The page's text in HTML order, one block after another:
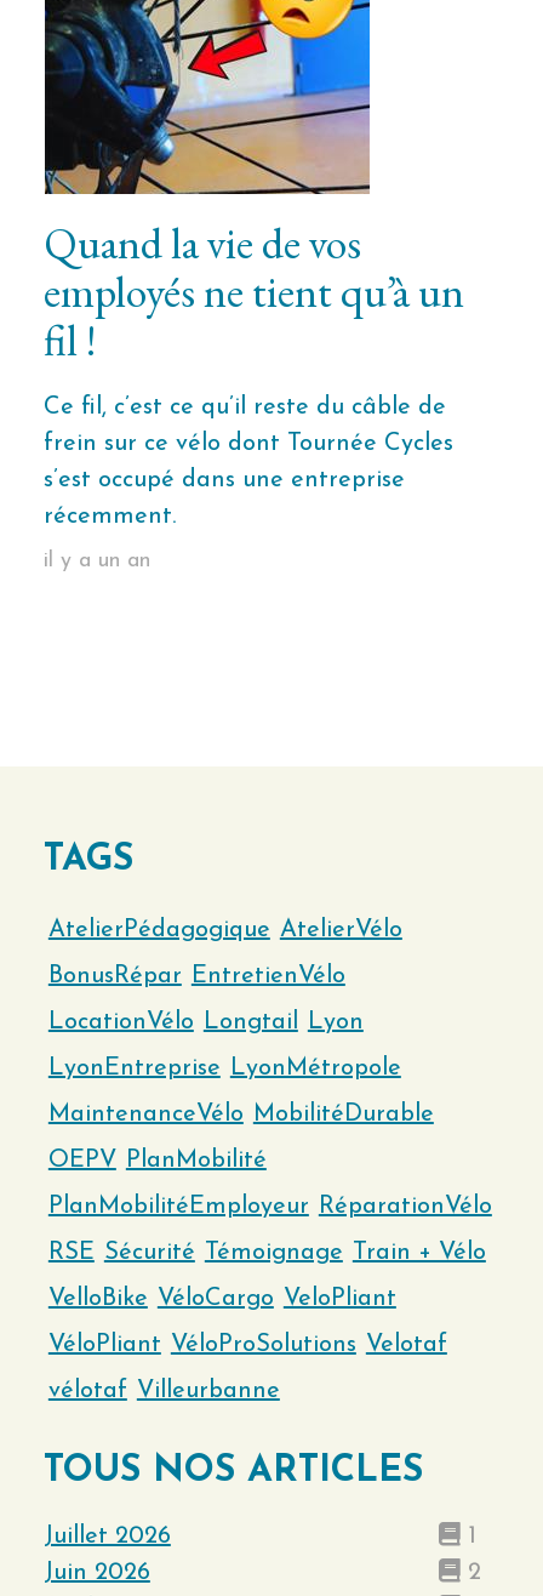
Quand la vie de vos
employés ne tient qu’à un
fil !
Ce fil, c’est ce qu’il reste du câble de
frein sur ce vélo dont Tournée Cycles
s’est occupé dans une entreprise
récemment.
il y a un an
TAGS
AtelierPédagogique AtelierVélo
BonusRépar EntretienVélo
LocationVélo Longtail Lyon
LyonEntreprise LyonMétropole
MaintenanceVélo MobilitéDurable
OEPV PlanMobilité
PlanMobilitéEmployeur RéparationVélo
RSE Sécurité Témoignage
Train + Vélo
VelloBike VéloCargo VeloPliant
VéloPliant VéloProSolutions Velotaf
vélotaf Villeurbanne
TOUS NOS ARTICLES
Juillet 2026
1
Juin 2026
2